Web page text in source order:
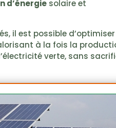
d’énergie solaire et
il est possible d’optimiser
à la fois la
verte, sans